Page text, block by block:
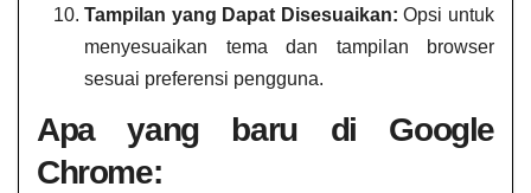
Tampilan yang Dapat Disesuaikan: Opsi untuk
menyesuaikan tema dan tampilan browser
sesuai preferensi pengguna.
Apa yang baru di Google
Chrome: